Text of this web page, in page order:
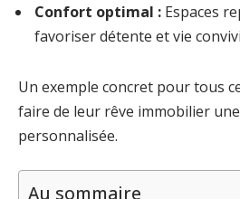
Confort optimal : Espaces
favoriser détente et vie
Un exemple concret pour tous
faire de leur rêve immobilier
personnalisée.
Au sommaire